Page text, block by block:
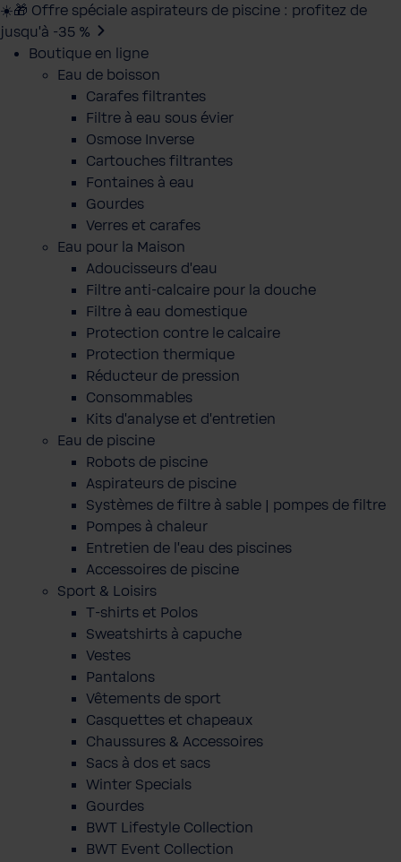
☀️🎁 Offre spéciale aspirateurs de piscine : profitez de
jusqu’à -35 %
Boutique en ligne
Eau de boisson
Carafes filtrantes
Filtre à eau sous évier
Osmose Inverse
Cartouches filtrantes
Fontaines à eau
Gourdes
Verres et carafes
Eau pour la Maison
Adoucisseurs d'eau
Filtre anti-calcaire pour la douche
Filtre à eau domestique
Protection contre le calcaire
Protection thermique
Réducteur de pression
Consommables
Kits d'analyse et d'entretien
Eau de piscine
Robots de piscine
Aspirateurs de piscine
Systèmes de filtre à sable | pompes de filtre
Pompes à chaleur
Entretien de l'eau des piscines
Accessoires de piscine
Sport & Loisirs
T-shirts et Polos
Sweatshirts à capuche
Vestes
Pantalons
Vêtements de sport
Casquettes et chapeaux
Chaussures & Accessoires
Sacs à dos et sacs
Winter Specials
Gourdes
BWT Lifestyle Collection
BWT Event Collection